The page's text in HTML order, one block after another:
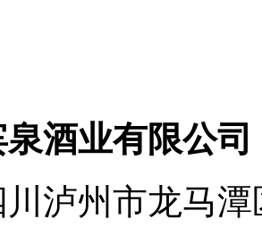
酒业有限公司
泸州市龙马